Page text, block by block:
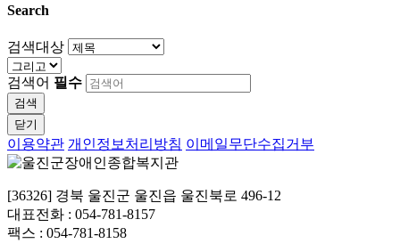
Search
검색대상
검색어 필수
검색
닫기
이용약관 개인정보처리방침 이메일무단수집거부
[36326] 경북 울진군 울진읍 울진북로 496-12
대표전화 : 054-781-8157
팩스 : 054-781-8158